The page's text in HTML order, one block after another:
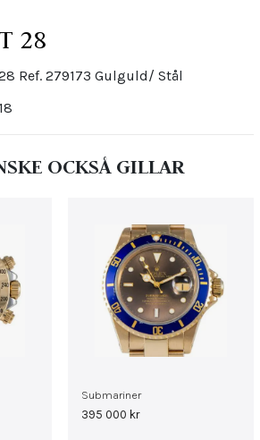
28
Ref. 279173 Gulguld/ Stål
OCKSÅ GILLAR
Submariner
395 000 kr